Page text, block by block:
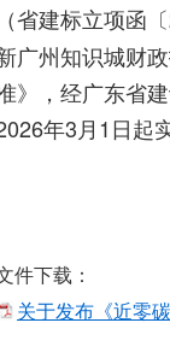
（省建标立项函
广州知识城财
》，经广东省
年3月1日起
件下载：
关于发布《近零